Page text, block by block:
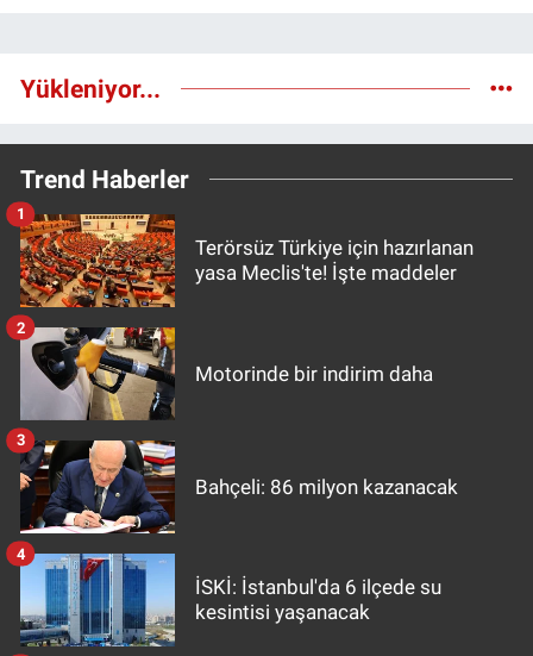
Yükleniyor...
Trend Haberler
Terörsüz Türkiye için hazırlanan
yasa Meclis'te! İşte maddeler
1
Motorinde bir indirim daha
2
Bahçeli: 86 milyon kazanacak
3
İSKİ: İstanbul'da 6 ilçede su
kesintisi yaşanacak
4